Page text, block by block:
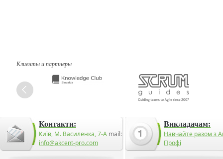
Клиенты и партнеры
Контакти:
Київ, М. Василенка, 7-А mail:
info@akcent-pro.com
Викладачам:
Навчайте разом з
Профі